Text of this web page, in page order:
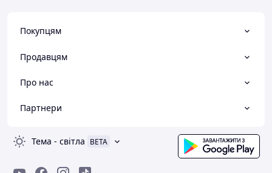
Покупцям
Продавцям
Про нас
Партнери
Тема - світла BETA